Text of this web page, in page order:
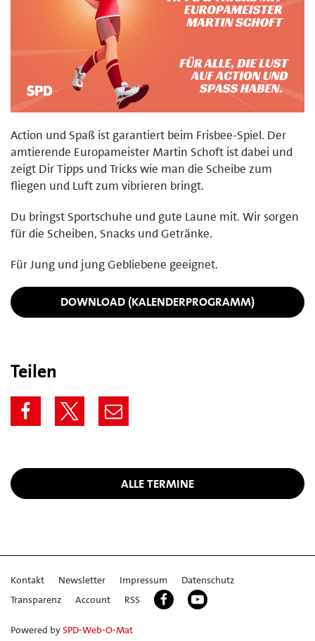
Action und Spaß ist garantiert beim Frisbee-Spiel. Der
amtierende Europameister Martin Schoft ist dabei und
zeigt Dir Tipps und Tricks wie man die Scheibe zum
fliegen und Luft zum vibrieren bringt.
Du bringst Sportschuhe und gute Laune mit. Wir sorgen
für die Scheiben, Snacks und Getränke.
Für Jung und jung Gebliebene geeignet.
DOWNLOAD (KALENDERPROGRAMM)
Teilen
ALLE TERMINE
Kontakt Newsletter Impressum
Datenschutz
Transparenz
Account RSS
Powered bySPD-Web-O-Mat